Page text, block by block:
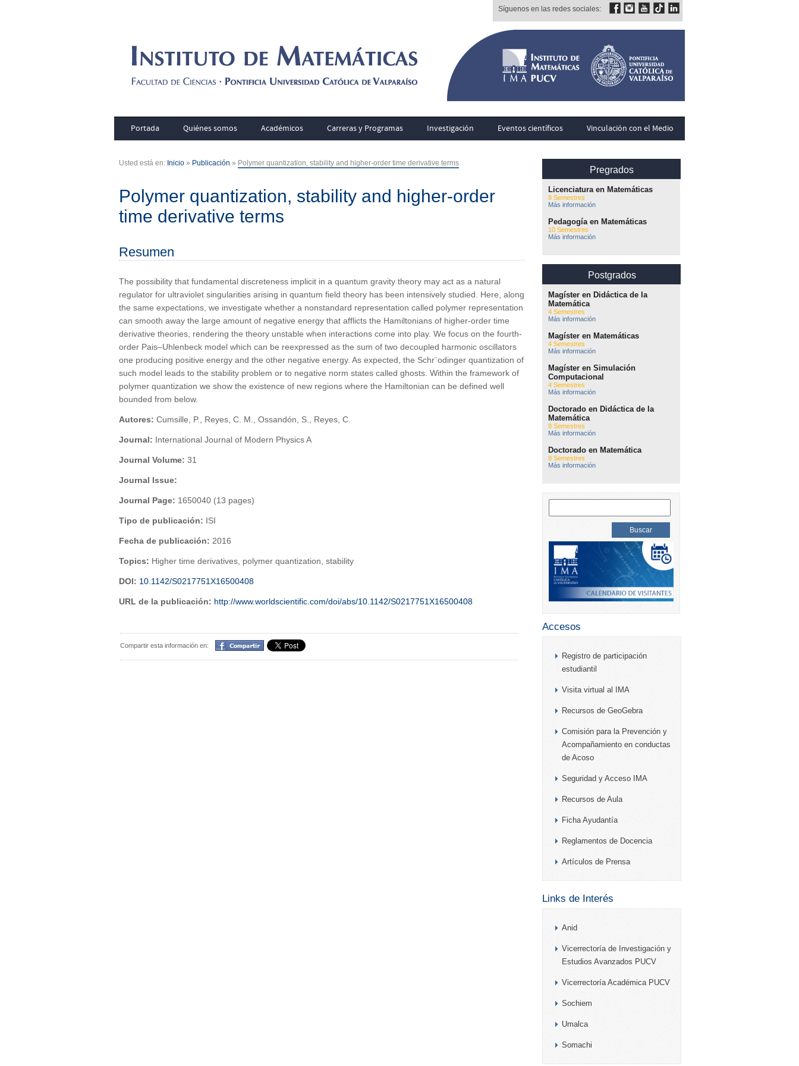
Síguenos en las redes sociales:
Portada Quiénes somos Académicos Carreras y Programas Investigación Eventos científicos Vinculación con el Medio
Usted está en: Inicio » Publicación » Polymer quantization, stability and higher-order time derivative terms
Polymer quantization, stability and higher-order
time derivative terms
Resumen
The possibility that fundamental discreteness implicit in a quantum gravity theory may act as a natural
regulator for ultraviolet singularities arising in quantum field theory has been intensively studied. Here, along
the same expectations, we investigate whether a nonstandard representation called polymer representation
can smooth away the large amount of negative energy that afflicts the Hamiltonians of higher-order time
derivative theories, rendering the theory unstable when interactions come into play. We focus on the fourth-
order Pais–Uhlenbeck model which can be reexpressed as the sum of two decoupled harmonic oscillators
one producing positive energy and the other negative energy. As expected, the Schr¨odinger quantization of
such model leads to the stability problem or to negative norm states called ghosts. Within the framework of
polymer quantization we show the existence of new regions where the Hamiltonian can be defined well
bounded from below.
Autores: Cumsille, P., Reyes, C. M., Ossandón, S., Reyes, C.
Journal: International Journal of Modern Physics A
Journal Volume: 31
Journal Issue:
Journal Page: 1650040 (13 pages)
Tipo de publicación: ISI
Fecha de publicación: 2016
Topics: Higher time derivatives, polymer quantization, stability
DOI: 10.1142/S0217751X16500408
URL de la publicación: http://www.worldscientific.com/doi/abs/10.1142/S0217751X16500408
Compartir esta información en: Compartir
Pregrados
Licenciatura en Matemáticas
8 Semestres
Más información
Pedagogía en Matemáticas
10 Semestres
Más información
Postgrados
Magíster en Didáctica de la
Matemática
4 Semestres
Más información
Magíster en Matemáticas
4 Semestres
Más información
Magíster en Simulación
Computacional
4 Semestres
Más información
Doctorado en Didáctica de la
Matemática
8 Semestres
Más información
Doctorado en Matemática
8 Semestres
Más información
Accesos
Registro de participación
estudiantil
Visita virtual al IMA
Recursos de GeoGebra
Comisión para la Prevención y
Acompañamiento en conductas
de Acoso
Seguridad y Acceso IMA
Recursos de Aula
Ficha Ayudantía
Reglamentos de Docencia
Artículos de Prensa
Links de Interés
Anid
Vicerrectoría de Investigación y
Estudios Avanzados PUCV
Vicerrectoría Académica PUCV
Sochiem
Umalca
Somachi